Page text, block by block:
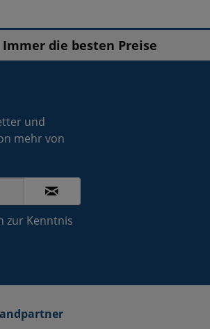
Immer die besten Preise
und
mehr von
zur Kenntnis